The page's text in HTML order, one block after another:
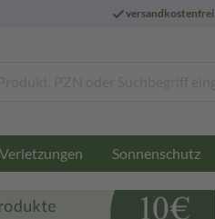
versandkostenfrei
Sonnenschutz